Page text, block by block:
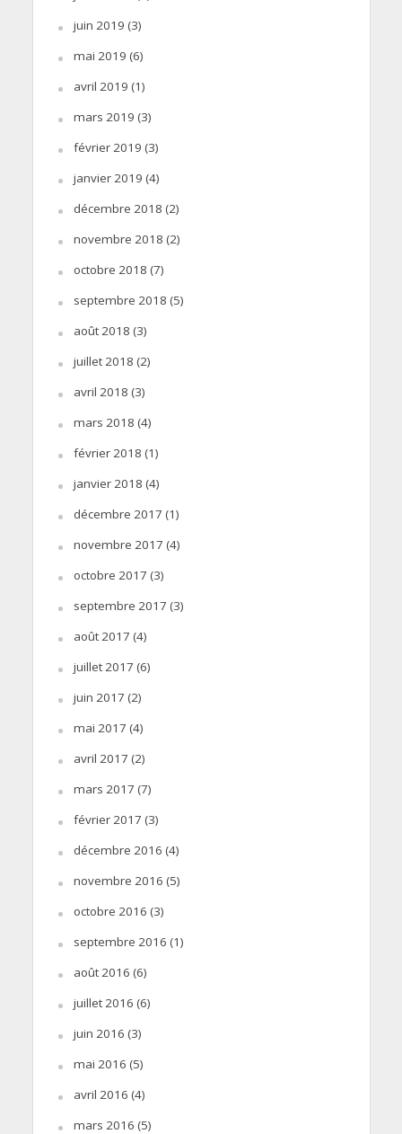
juin 2019 (3)
mai 2019 (6)
avril 2019 (1)
mars 2019 (3)
février 2019 (3)
janvier 2019 (4)
décembre 2018 (2)
novembre 2018 (2)
octobre 2018 (7)
septembre 2018 (5)
août 2018 (3)
juillet 2018 (2)
avril 2018 (3)
mars 2018 (4)
février 2018 (1)
janvier 2018 (4)
décembre 2017 (1)
novembre 2017 (4)
octobre 2017 (3)
septembre 2017 (3)
août 2017 (4)
juillet 2017 (6)
juin 2017 (2)
mai 2017 (4)
avril 2017 (2)
mars 2017 (7)
février 2017 (3)
décembre 2016 (4)
novembre 2016 (5)
octobre 2016 (3)
septembre 2016 (1)
août 2016 (6)
juillet 2016 (6)
juin 2016 (3)
mai 2016 (5)
avril 2016 (4)
mars 2016 (5)